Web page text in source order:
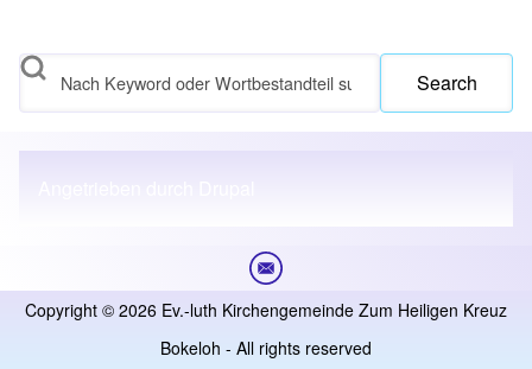
Search
Copyright © 2026 Ev.-luth Kirchengemeinde Zum Heiligen Kreuz
Bokeloh - All rights reserved